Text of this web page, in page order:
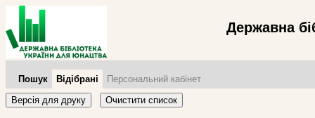
Державна
Пошук Відібрані
Персональний кабінет
Версія для друку
Очистити список